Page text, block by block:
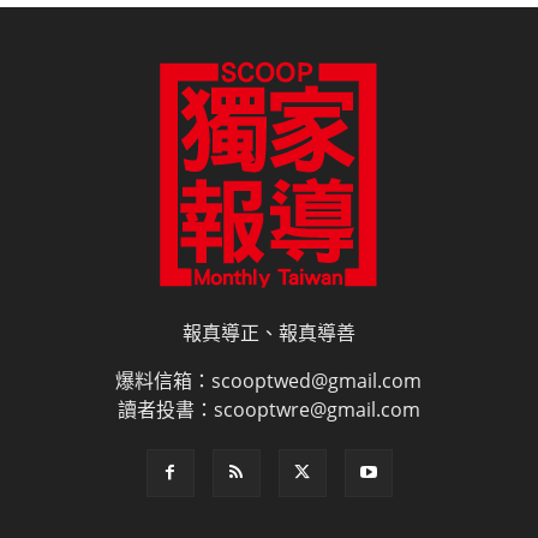
報真導正、報真導善
爆料信箱：scooptwed@gmail.com
讀者投書：scooptwre@gmail.com